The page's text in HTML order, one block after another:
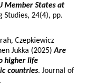
Member States at
Studies, 24(4), pp.
Czepkiewicz
Jukka (2025)Are
higher life
countries. Journal of